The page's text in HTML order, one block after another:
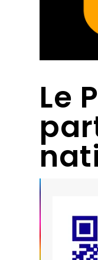
Le